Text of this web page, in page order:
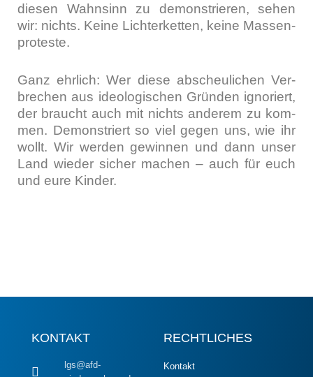
die­sen Wahn­sinn zu demons­trie­ren, sehen
wir: nichts. Kei­ne Lich­ter­ket­ten, kei­ne Mas­sen­
pro­tes­te.
Ganz ehr­lich: Wer die­se abscheu­li­chen Ver­
bre­chen aus ideo­lo­gi­schen Grün­den igno­riert,
der braucht auch mit nichts ande­rem zu kom­
men. Demons­triert so viel gegen uns, wie ihr
wollt. Wir wer­den gewin­nen und dann unser
Land wie­der sicher machen – auch für euch
und eure Kin­der.
KONTAKT
lgs@afd-
RECHTLICHES
Kontakt